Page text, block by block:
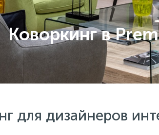
Коворкинг в
для дизайнеров